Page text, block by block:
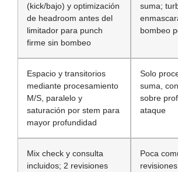
(kick/bajo) y optimización
de headroom antes del
limitador para punch
firme sin bombeo
suma;
bombeo
Espacio y transitorios
mediante procesamiento
M/S, paralelo y
saturación por stem para
mayor profundidad
Solo
suma,
sobre
ataque
Mix check y consulta
incluidos; 2 revisiones
Poca